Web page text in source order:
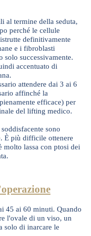
al termine della seduta,
perché le cellule
definitivamente
e i fibroblasti
solo successivamente.
accentuato di
attendere dai 3 ai 6
affinché la
efficace) per
del lifting medico.
sono
È più difficile ottenere
molto lassa con ptosi dei
45 ai 60 minuti. Quando
l'ovale di un viso, un
solo di inarcare le